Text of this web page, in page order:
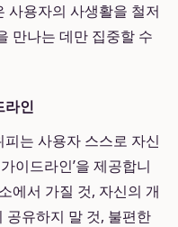
사용자의 사생활을 철저
만나는 데만 집중할 수
라인
는 사용자 스스로 자신
이드라인’을 제공합니
에서 가질 것, 자신의 개
공유하지 말 것, 불편한